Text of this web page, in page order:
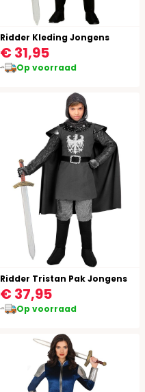
Ridder Kleding Jongens
€ 31,95
Op voorraad
Ridder Tristan Pak Jongens
€ 37,95
Op voorraad